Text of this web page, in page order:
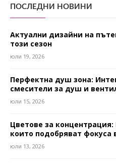
ПОСЛЕДНИ НОВИНИ
Актуални дизайни на
този сезон
юли 19, 2026
Перфектна душ зона:
смесители за душ и
юли 15, 2026
Цветове за
които подобряват фокуса
юли 13, 2026